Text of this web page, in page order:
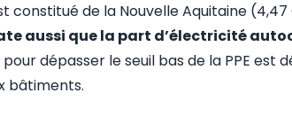
constitué de la Nouvelle Aquitaine
aussi que la part d’électricité
pour dépasser le seuil bas de la PPE
bâtiments.